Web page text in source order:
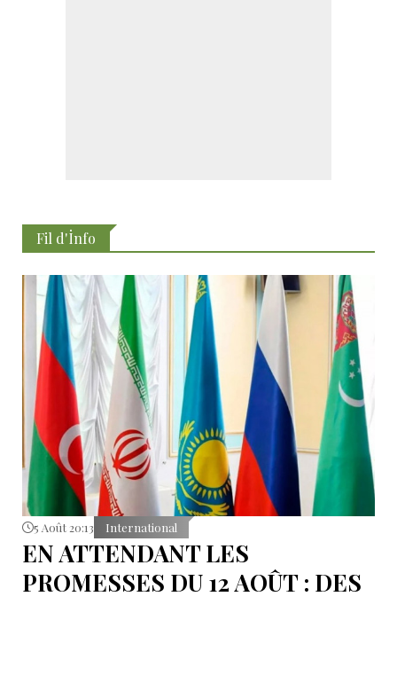
Fil d'İnfo
5 Août 20:13 International
EN ATTENDANT LES
PROMESSES DU 12 AOÛT : DES